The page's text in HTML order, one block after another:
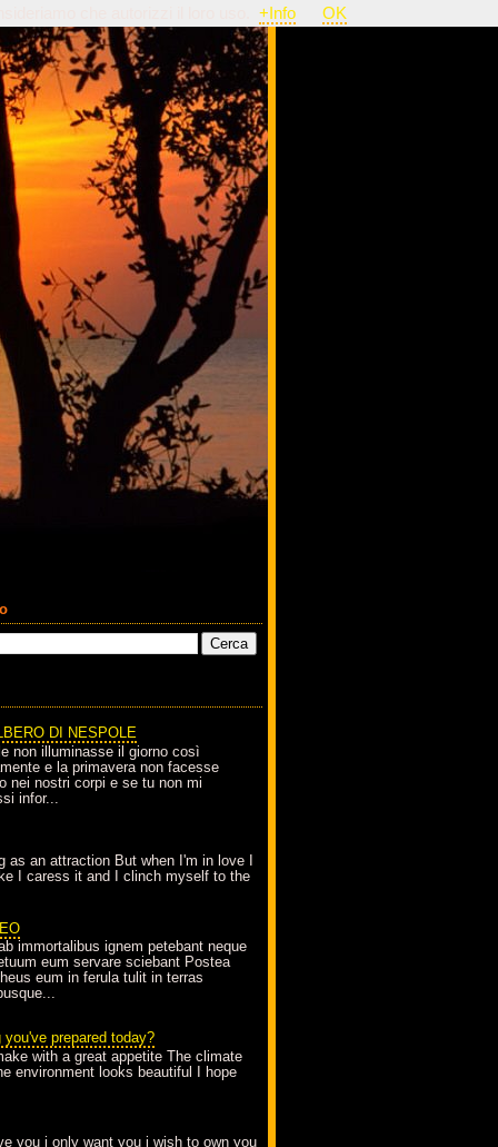
DI NESPOLE
non illuminasse il giorno così
e la primavera non facesse
nei nostri corpi e se tu non mi
infor...
as an attraction But when I'm in love I
I caress it and I clinch myself to the
immortalibus ignem petebant neque
eum servare sciebant Postea
eum in ferula tulit in terras
prepared today?
with a great appetite The climate
environment looks beautiful I hope
you i only want you i wish to own you
+Info OK